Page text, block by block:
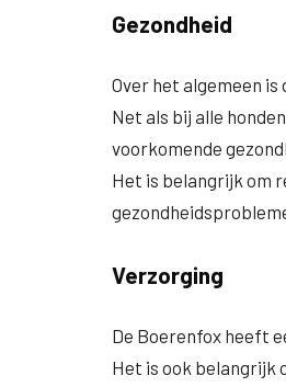
Gezondheid
Over het algemeen is
Net als bij alle
voorkomende
Het is belangrijk om
Verzorging
De Boerenfox heeft
Het is ook belangrijk